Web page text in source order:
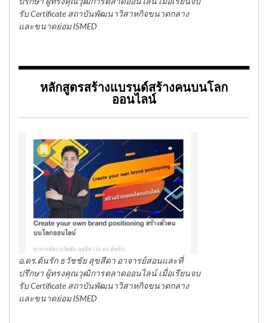
รับ Certificate สถาบันพัฒนาวิสาหกิจขนาดกลาง
และขนาดย่อม ISMED
หลักสูตรสร้างแบรนด์สร้างคนบนโลก
ออนไลน์
อ.ดร.ต้นรัก ธวัชชัย สุขสีดา อาจารย์สอนและที่
ปรึกษา ผู้ทรงคุณวุฒิการตลาดออนไลน์ เมื่อเรียนจบ
รับ Certificate สถาบันพัฒนาวิสาหกิจขนาดกลาง
และขนาดย่อม ISMED